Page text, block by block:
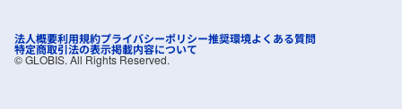
法人概要利用規約プライバシーポリシー推奨環境よくある質問
特定商取引法の表示掲載内容について
©︎ GLOBIS. All Rights Reserved.